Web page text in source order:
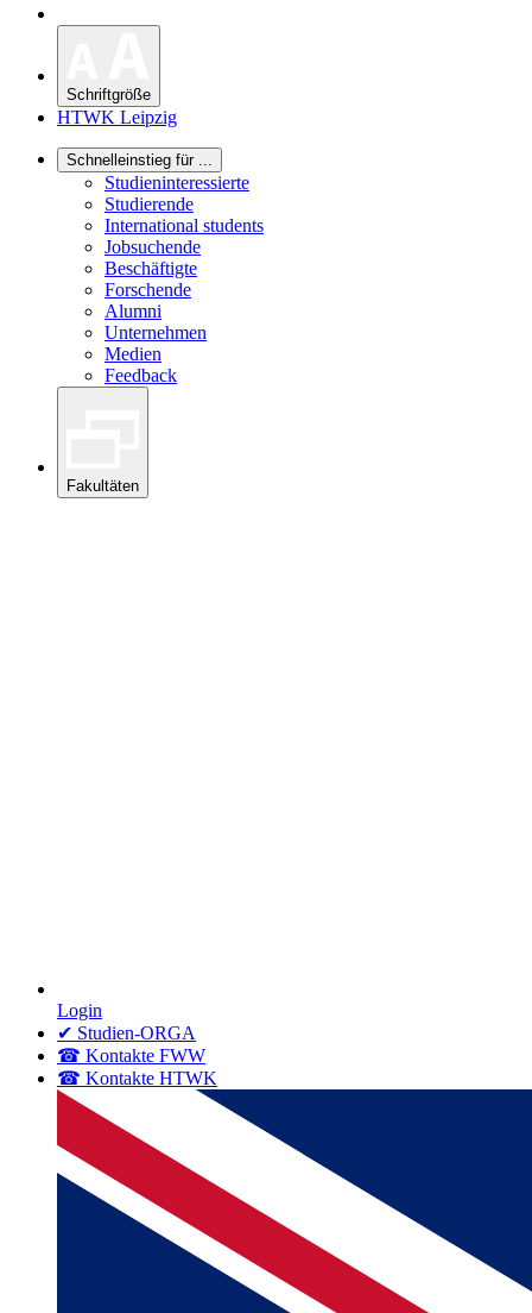
Schriftgröße
HTWK Leipzig
Schnelleinstieg für ...
Studieninteressierte
Studierende
International students
Jobsuchende
Beschäftigte
Forschende
Alumni
Unternehmen
Medien
Feedback
Fakultäten
Login
✔ Studien-ORGA
☎ Kontakte FWW
☎ Kontakte HTWK